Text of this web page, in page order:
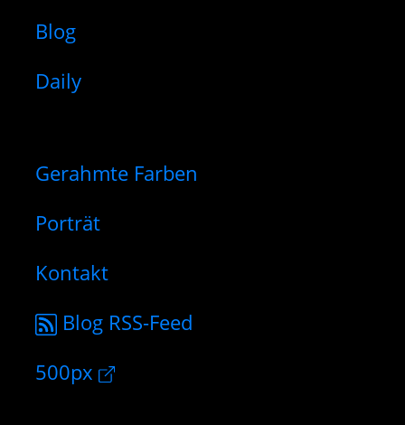
Blog
Daily
Gerahmte Farben
Porträt
Kontakt
Blog RSS-Feed
500px